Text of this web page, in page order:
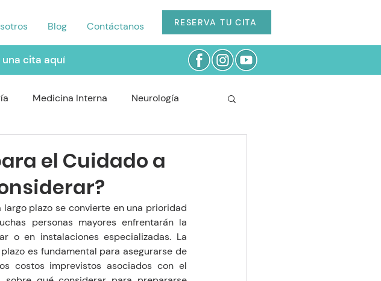
Blog Contáctanos RESERVA TU CITA
una cita aquí
Medicina Interna Neurología
Enfermería y Cuidado
el Cuidado a
plazo se convierte en una prioridad
personas mayores enfrentarán la
o en instalaciones especializadas. La
es fundamental para asegurarse de
costos imprevistos asociados con el